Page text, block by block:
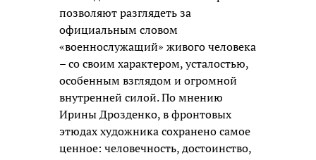
позволяют разглядеть за
официальным словом
«военнослужащий» живого человека
– со своим характером, усталостью,
особенным взглядом и огромной
внутренней силой. По мнению
Ирины Дрозденко, в фронтовых
этюдах художника сохранено самое
ценное: человечность, достоинство,